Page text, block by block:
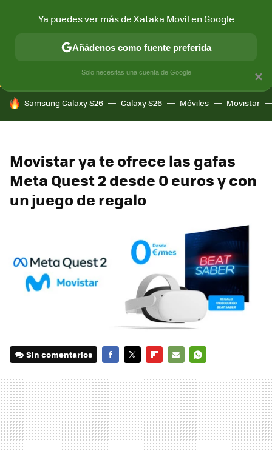
CONECTIVIDAD MÓVIL Y SOCIEDAD APLICACIONES
HOY SE HABLA DE
Samsung Galaxy S26 Galaxy S26 Móviles Movistar
Movistar ya te ofrece las gafas
Meta Quest 2 desde 0 euros y con
un juego de regalo
Sin comentarios
MAIL
×
Ya puedes ver más de Xataka Movil en Google
Añádenos como fuente preferida
Solo necesitas una cuenta de Google